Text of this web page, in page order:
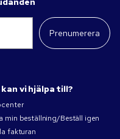
Prenumerera
kan vi hjälpa till?
min beställning/Beställ igen
fakturan